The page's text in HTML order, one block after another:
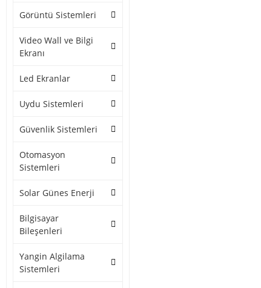
Görüntü Sistemleri
Video Wall ve Bilgi
Ekranı
Led Ekranlar
Uydu Sistemleri
Güvenlik Sistemleri
Otomasyon
Sistemleri
Solar Günes Enerji
Bilgisayar
Bileşenleri
Yangin Algilama
Sistemleri